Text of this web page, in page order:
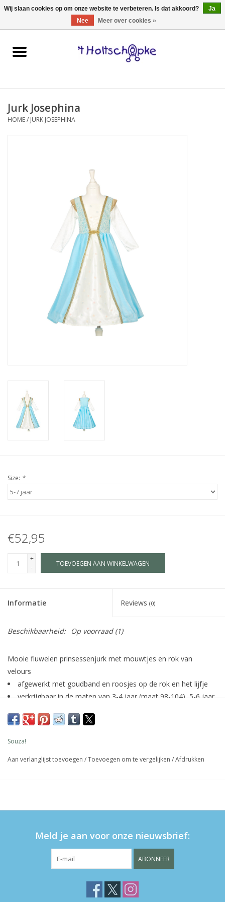
0 Artikelen - €0,00
Home
spellen
Jurk Josephina
HOME/ JURK JOSEPHINA
Size: *
€52,95
+
-
TOEVOEGEN AAN WINKELWAGEN
Informatie Reviews (0)
Beschikbaarheid: Op voorraad(1)
Mooie fluwelen prinsessenjurk met mouwtjes en rok van
velours
afgewerkt met goudband en roosjes op de rok en het lijfje
verkrijgbaar in de maten van 3-4 jaar (maat 98-104), 5-6 jaar
Souza!
Aan verlanglijst toevoegen /Toevoegen om te vergelijken /Afdrukken
Meld je aan voor onze nieuwsbrief:
ABONNEER
Wij slaan cookies op om onze website te verbeteren. Is dat akkoord?
Ja
Nee
Meer over cookies »